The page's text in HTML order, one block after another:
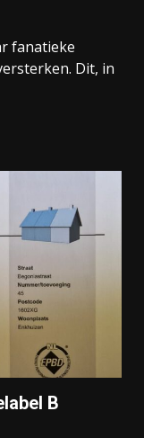
fanatieke
Dit, in
B